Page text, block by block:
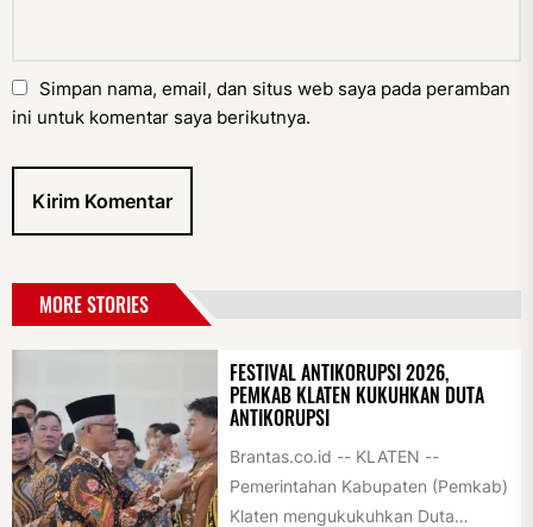
Simpan nama, email, dan situs web saya pada peramban
ini untuk komentar saya berikutnya.
MORE STORIES
FESTIVAL ANTIKORUPSI 2026,
PEMKAB KLATEN KUKUHKAN DUTA
ANTIKORUPSI
Brantas.co.id -- KLATEN --
Pemerintahan Kabupaten (Pemkab)
Klaten mengukukuhkan Duta